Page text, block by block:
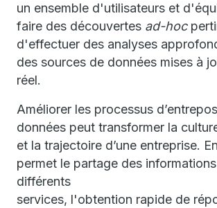
un ensemble d'utilisateurs et
faire des découvertes ad-hoc
d'effectuer des analyses
des sources de données mises à
réel.
Améliorer les processus
données peut transformer la
et la trajectoire d’une entreprise.
permet le partage des
différents
services, l'obtention rapide de